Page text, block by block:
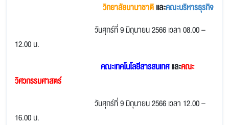
วิทยาลัยนานาชาติและคณะบริหารธุรกิจ
วันศุกร์ที่ 9 มิถุนายน 2566 เวลา 08.00 –
12.00 น.
คณะเทคโนโลยีสารสนเทศและคณะ
วิศวกรรมศาสตร์
วันศุกร์ที่ 9 มิถุนายน 2566 เวลา 12.00 –
16.00 น.